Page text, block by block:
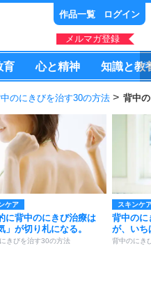
作品一覧 ログイン
メルマガ登録
育 心と精神 知識と教
のにきびを治す30の方法 背中
ケア
に背中のにきび治療は
」が切り札になる。
きびを治す30の方法
スキンケ
背中のに
が、いち
背中のにき